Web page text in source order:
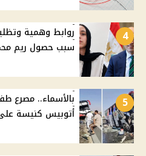
4
روابط وهمية
سبب حصول ريم محمد على 4%
5
أتوبيس كنيسة على